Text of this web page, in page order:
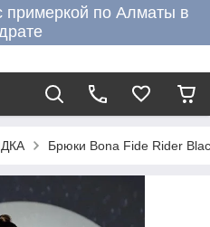
примеркой по Алматы в
Брюки Bona Fide Rider